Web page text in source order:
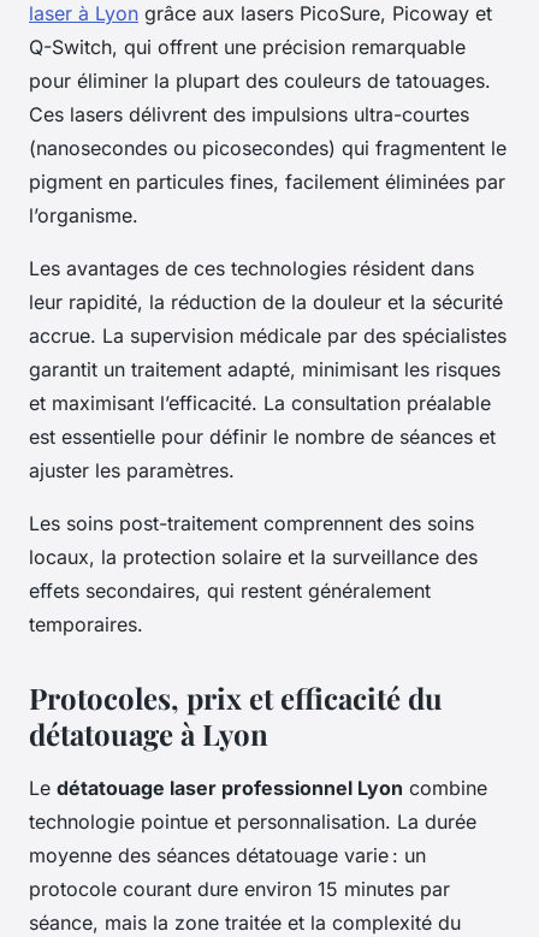
laser à Lyon grâce aux lasers PicoSure, Picoway et
Q-Switch, qui offrent une précision remarquable
pour éliminer la plupart des couleurs de tatouages.
Ces lasers délivrent des impulsions ultra-courtes
(nanosecondes ou picosecondes) qui fragmentent le
pigment en particules fines, facilement éliminées par
l’organisme.
Les avantages de ces technologies résident dans
leur rapidité, la réduction de la douleur et la sécurité
accrue. La supervision médicale par des spécialistes
garantit un traitement adapté, minimisant les risques
et maximisant l’efficacité. La consultation préalable
est essentielle pour définir le nombre de séances et
ajuster les paramètres.
Les soins post-traitement comprennent des soins
locaux, la protection solaire et la surveillance des
effets secondaires, qui restent généralement
temporaires.
Protocoles, prix et efficacité du
détatouage à Lyon
Le détatouage laser professionnel Lyon combine
technologie pointue et personnalisation. La durée
moyenne des séances détatouage varie : un
protocole courant dure environ 15 minutes par
séance, mais la zone traitée et la complexité du